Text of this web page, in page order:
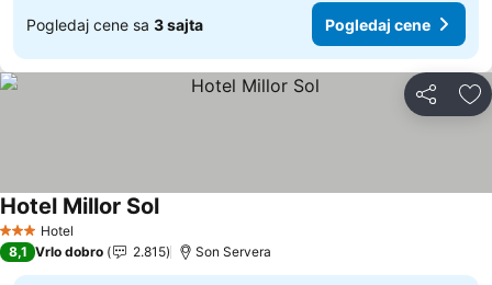
Pogledaj cene sa 3 sajta Pogledaj cene
Deli
3 Zvezdice
Hotel
Hotel Millor SolPogledaj cene
8,1 Vrlo dobro 2.815 Son Servera